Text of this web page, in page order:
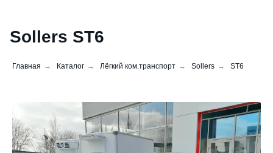
Sollers ST6
Главная → Каталог → Лёгкий ком.транспорт → Sollers → ST6